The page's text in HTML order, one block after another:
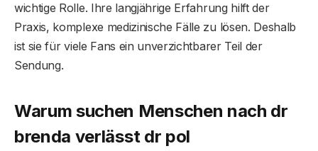
wichtige Rolle. Ihre langjährige Erfahrung hilft der
Praxis, komplexe medizinische Fälle zu lösen. Deshalb
ist sie für viele Fans ein unverzichtbarer Teil der
Sendung.
Warum suchen Menschen nach dr
brenda verlässt dr pol